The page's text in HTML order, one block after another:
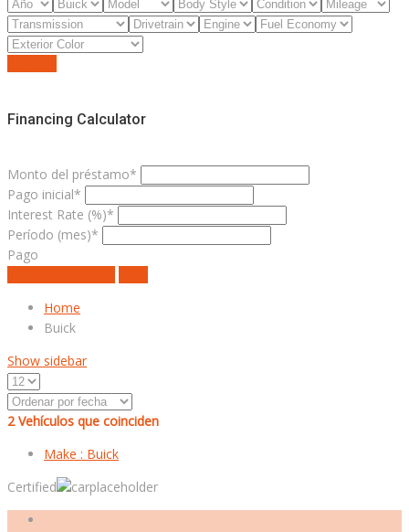
Financing Calculator
Monto del préstamo*
Pago inicial*
Interest Rate (%)*
Período (mes)*
Pago
Home
Buick
Show sidebar
2 Vehículos que coinciden
Make : Buick
Certified